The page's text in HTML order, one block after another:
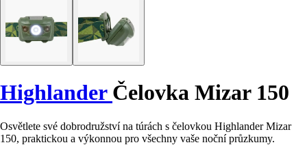
Highlander Čelovka Mizar 150
Osvětlete své dobrodružství na túrách s čelovkou Highlander Mizar
150, praktickou a výkonnou pro všechny vaše noční průzkumy.